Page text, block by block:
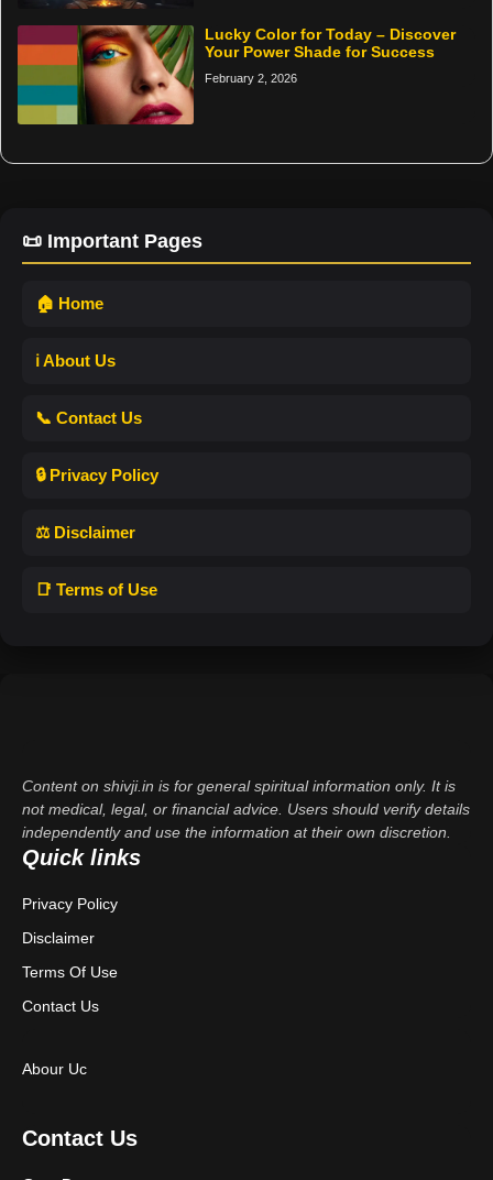
Lucky Color for Today – Discover
Your Power Shade for Success
February 2, 2026
📜 Important Pages
🏠 Home
ℹ️ About Us
📞 Contact Us
🔒 Privacy Policy
⚖️ Disclaimer
📑 Terms of Use
Content on shivji.in is for general spiritual information only. It is
not medical, legal, or financial advice. Users should verify details
independently and use the information at their own discretion.
Quick links
Privacy Policy
Disclaimer
Terms Of Use
Contact Us
Abour Uc
Contact Us